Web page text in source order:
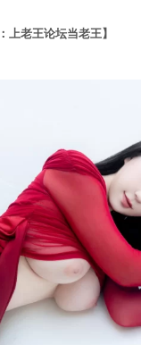
上老王论坛当老王】